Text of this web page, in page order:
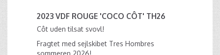
2023 VDF ROUGE 'COCO CÔT' TH26
Côt uden tilsat svovl!
Fragtet med sejlskibet Tres Hombres
sommeren 2026!